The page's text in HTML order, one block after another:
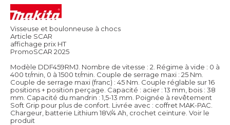
Visseuse et boulonneuse à chocs
Article SCAR
affichage prix HT
PromoSCAR 2025
Modèle DDF459RMJ. Nombre de vitesse : 2. Régime à vide : 0 à
400 tr/min, 0 à 1500 tr/min. Couple de serrage maxi : 25 Nm.
Couple de serrage maxi (franc) : 45 Nm. Couple réglable sur 16
positions + position perçage. Capacité : acier : 13 mm, bois : 38
mm. Capacité du mandrin : 1,5-13 mm. Poignée à revêtement
Soft Grip pour plus de confort. Livrée avec : coffret MAK-PAC.
Chargeur, batterie Lithium 18V/4 Ah, crochet ceinture. Voir le
produit